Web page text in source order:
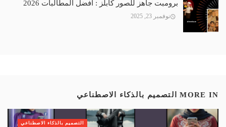
برومبت جاهز للصور كابلز : أفضل المطالبات 2026
نوفمبر 23, 2025
MORE IN التصميم بالذكاء الاصطناعي
التصميم بالذكاء الاصطناعي